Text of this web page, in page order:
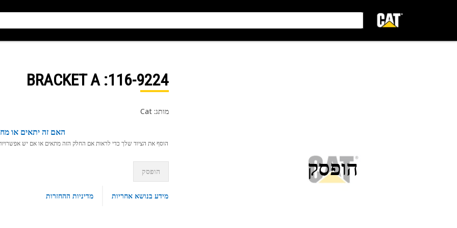
הופסק
116-9224
: BRACKET A
מותג: Cat
האם זה יתאים או
הוסף את הציוד שלך כדי לראות אם החלק הזה מתאים או אם יש אפשרויות
הופסק
מידע בנושא אחריות מדיניות ההחזרות